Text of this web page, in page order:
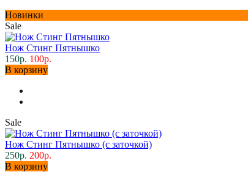
Новинки
Sale
Нож Стинг Пятнышко
150р. 100р.
В корзину
Sale
Нож Стинг Пятнышко (с заточкой)
250р. 200р.
В корзину